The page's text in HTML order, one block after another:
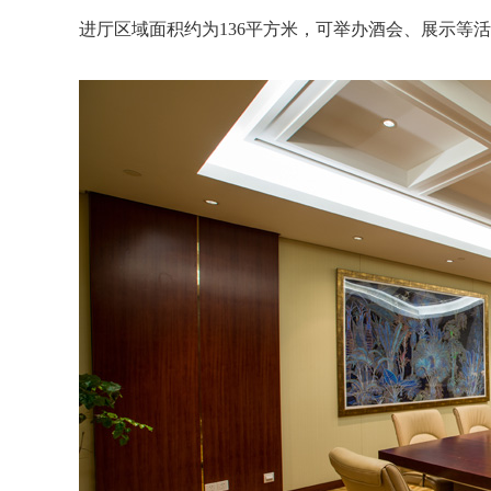
进厅区域面积约为136平方米，可举办酒会、展示等